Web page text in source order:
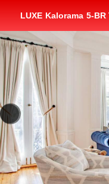
LUXE Kalorama 5-